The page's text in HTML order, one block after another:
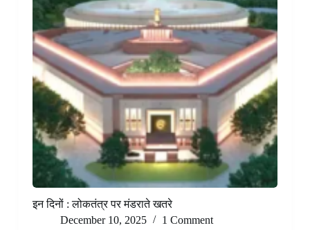
इन दिनों : लोकतंत्र पर मंडराते खतरे
December 10, 2025
1 Comment